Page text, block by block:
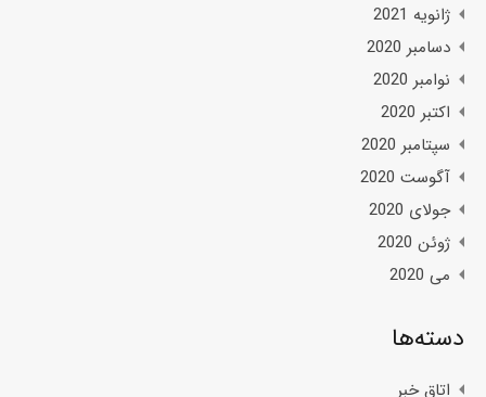
ژانویه 2021
دسامبر 2020
نوامبر 2020
اکتبر 2020
سپتامبر 2020
آگوست 2020
جولای 2020
ژوئن 2020
می 2020
دسته‌ها
اتاق خبر